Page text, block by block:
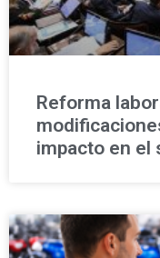
Reforma
impacto en el